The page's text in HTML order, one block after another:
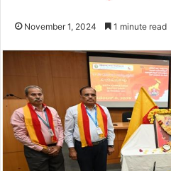
November 1, 2024 1 minute read